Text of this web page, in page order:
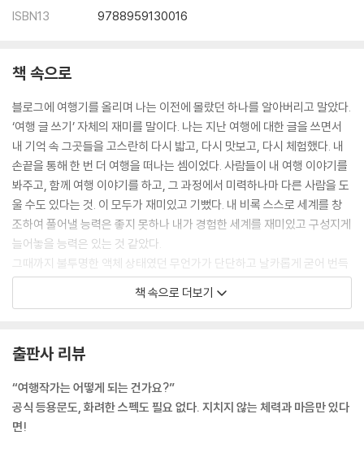
ISBN13
9788959130016
책 속으로
블로그에 여행기를 올리며 나는 이전에 몰랐던 하나를 알아버리고 말았다.
‘여행 글 쓰기’ 자체의 재미를 말이다. 나는 지난 여행에 대한 글을 쓰면서
내 기억 속 그곳들을 고스란히 다시 밟고, 다시 맛보고, 다시 체험했다. 내
손끝을 통해 한 번 더 여행을 떠나는 셈이었다. 사람들이 내 여행 이야기를
봐주고, 함께 여행 이야기를 하고, 그 과정에서 미력하나마 다른 사람을 도
울 수도 있다는 것. 이 모두가 재미있고 기뻤다. 내 비록 스스로 세계를 창
조하여 풀어낼 능력은 좋지 못하나 내가 경험한 세계를 재미있고 구성지게
늘어놓을 능력은 있는 것 같았다.
그때까지 불투명한 액체 상태였던 무언가가 단단하고 날카롭게 굳어 번득
이기 시작했다. 어렴풋이 ‘되고 싶다’고 생각했던 나의 꿈 하나가 ‘꼭 되어
중국어, 스페인어, 힌디어 학원을 끊기 전에 먼저 중국을, 스페인이나 남미
를, 인도를 여행하는 거다. 기왕이면 두어 달이라도 그곳에서 살아보는 것
이 좋다. 그렇게 살듯이 여행하다 보면 길바닥에 널려 있는 언어를 나도 모
르게 줍는 순간들이 생긴다. 간판에서, 영수증에서, 메뉴판에서, 노점상 아
책 속으로 더보기
출판사 리뷰
“여행작가는 어떻게 되는 건가요?”
공식 등용문도, 화려한 스펙도 필요 없다. 지치지 않는 체력과 마음만 있다
면!